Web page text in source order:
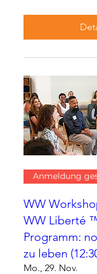
Anmeldung
WW
WW Liberté
Programm:
zu leben
Mo., 29. Nov.